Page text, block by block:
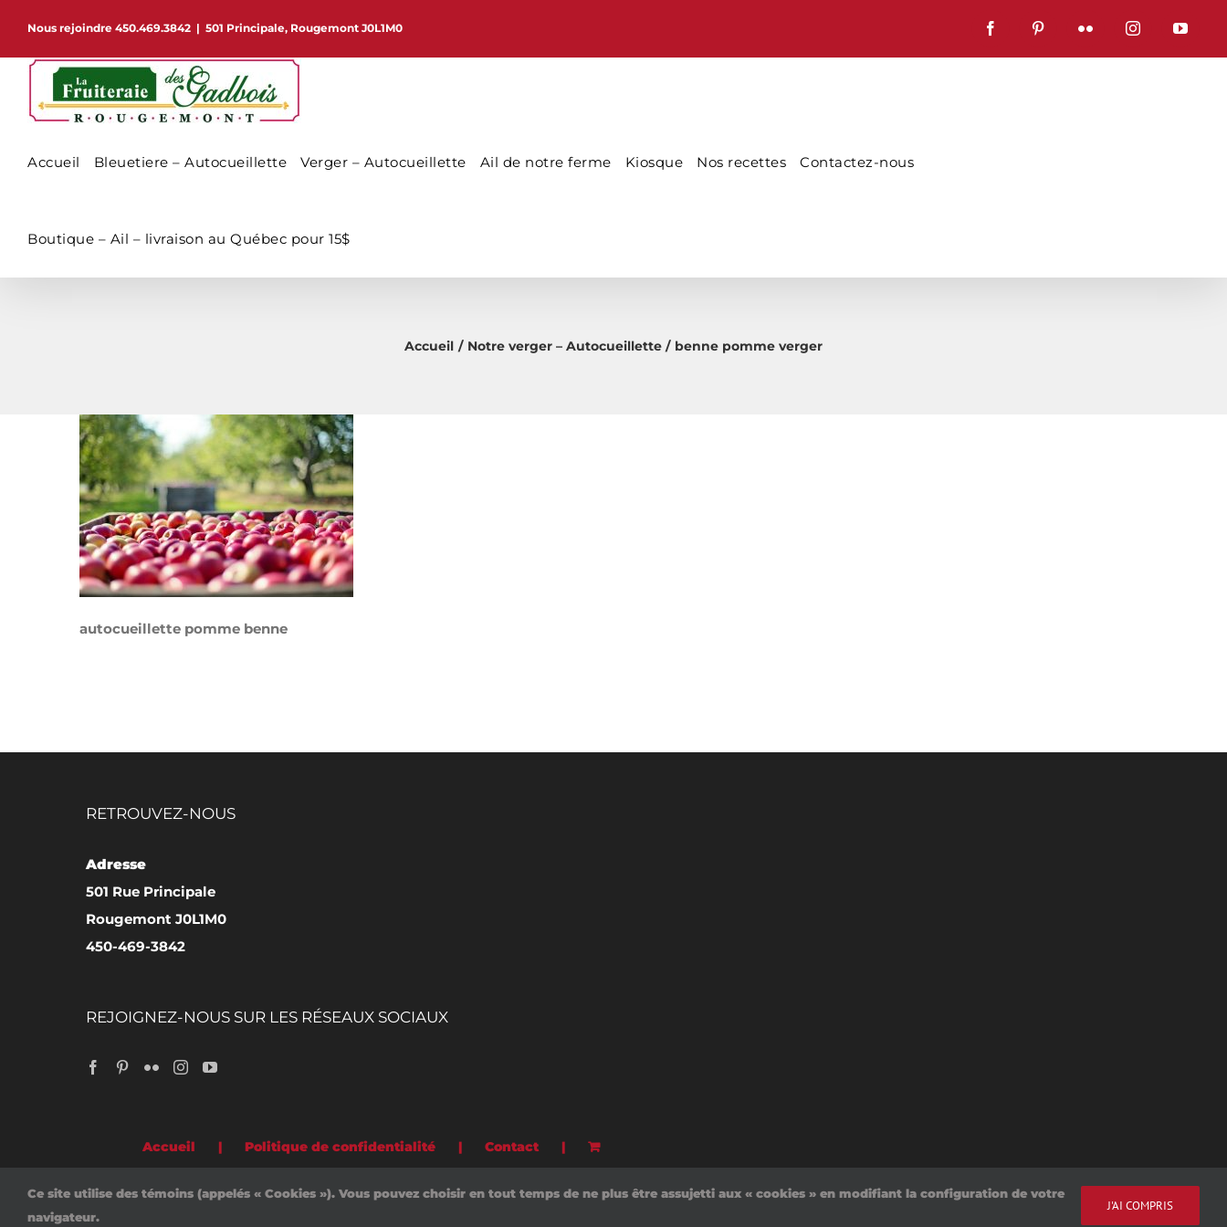
contenu
Nous rejoindre 450.469.3842 | 501 Principale, Rougemont J0L1M0 FacebookPinterestFlickr Instagram
Accueil Bleuetiere – Autocueillette Verger – Autocueillette Ail de notre ferme Kiosque Nos recettes Contactez-nous
Boutique – Ail – livraison au Québec pour 15$
Accueil Notre verger – Autocueillette benne pomme verger
autocueillette pomme benne
RETROUVEZ-NOUS
Adresse
501 Rue Principale
Rougemont J0L1M0
450-469-3842
REJOIGNEZ-NOUS SUR LES RÉSEAUX SOCIAUX
Accueil Politique de confidentialité Contact
Ce site utilise des témoins (appelés « Cookies »). Vous pouvez choisir en tout temps de ne plus être assujetti aux « cookies » en modifiant la configuration de votre
navigateur.
J'AI COMPRIS